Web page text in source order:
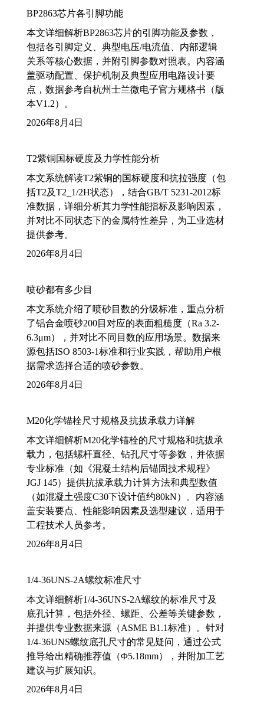
BP2863芯片各引脚功能
本文详细解析BP2863芯片的引脚功能及参数，
包括各引脚定义、典型电压/电流值、内部逻辑
关系等核心数据，并附引脚参数对照表。内容涵
盖驱动配置、保护机制及典型应用电路设计要
点，数据参考自杭州士兰微电子官方规格书（版
本V1.2）。
2026年8月4日
T2紫铜国标硬度及力学性能分析
本文系统解读T2紫铜的国标硬度和抗拉强度（包
括T2及T2_1/2H状态），结合GB/T 5231-2012标
准数据，详细分析其力学性能指标及影响因素，
并对比不同状态下的金属特性差异，为工业选材
提供参考。
2026年8月4日
喷砂都有多少目
本文系统介绍了喷砂目数的分级标准，重点分析
了铝合金喷砂200目对应的表面粗糙度（Ra 3.2-
6.3μm），并对比不同目数的应用场景。数据来
源包括ISO 8503-1标准和行业实践，帮助用户根
据需求选择合适的喷砂参数。
2026年8月4日
M20化学锚栓尺寸规格及抗拔承载力详解
本文详细解析M20化学锚栓的尺寸规格和抗拔承
载力，包括螺杆直径、钻孔尺寸等参数，并依据
专业标准（如《混凝土结构后锚固技术规程》
JGJ 145）提供抗拔承载力计算方法和典型数值
（如混凝土强度C30下设计值约80kN）。内容涵
盖安装要点、性能影响因素及选型建议，适用于
工程技术人员参考。
2026年8月4日
1/4-36UNS-2A螺纹标准尺寸
本文详细解析1/4-36UNS-2A螺纹的标准尺寸及
底孔计算，包括外径、螺距、公差等关键参数，
并提供专业数据来源（ASME B1.1标准）。针对
1/4-36UNS螺纹底孔尺寸的常见疑问，通过公式
推导给出精确推荐值（Φ5.18mm），并附加工艺
建议与扩展知识。
2026年8月4日